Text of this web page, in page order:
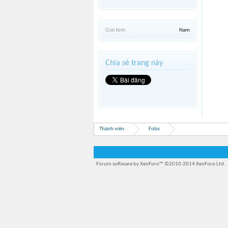
Giới tính: Nam
Chia sẻ trang này
Thành viên Fobx
Forum software by XenForo™ ©2010-2014 XenForo Ltd.